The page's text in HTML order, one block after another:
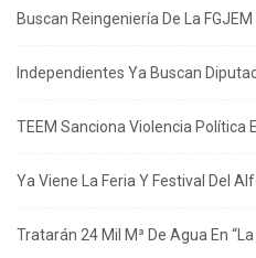
Buscan Reingeniería De La FGJEM
Independientes Ya Buscan
TEEM Sanciona Violencia Política
Ya Viene La Feria Y Festival Del
Tratarán 24 Mil M³ De Agua En